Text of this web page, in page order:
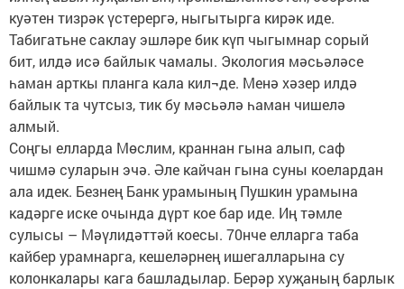
куәтен тизрәк үстерергә, ныгытырга кирәк иде.
Табигатьне саклау эшләре бик күп чыгымнар сорый
бит, илдә исә байлык чамалы. Экология мәсьәләсе
һаман арткы планга кала кил¬де. Менә хәзер илдә
байлык та чутсыз, тик бу мәсьәлә һаман чишелә
алмый.
Соңгы елларда Мөслим, краннан гына алып, саф
чишмә суларын эчә. Әле кайчан гына суны коелардан
ала идек. Безнең Банк урамының Пушкин урамына
кадәрге иске очында дүрт кое бар иде. Иң тәмле
сулысы – Мәүлидәттәй коесы. 70нче елларга таба
кайбер урамнарга, кешеләрнең ишегалларына су
колонкалары кага башладылар. Берәр хуҗаның барлык